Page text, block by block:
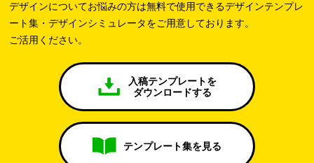
デザインについてお悩みの方は無料で使用できるデザインテンプレ
ート集・デザインシミュレータをご用意しております。
ご活用ください。
入稿テンプレートを
ダウンロードする
テンプレート集を見る